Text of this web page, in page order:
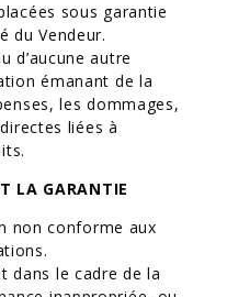
sous garantie
du Vendeur.
d’aucune autre
émanant de la
les dommages,
liées à
LA GARANTIE
non conforme aux
dans le cadre de la